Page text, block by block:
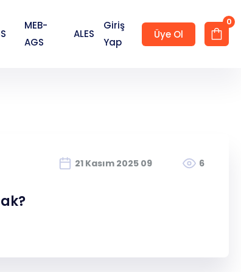
MEB-
AGS
ALES
Giriş
Yap
Üye Ol
0
21 Kasım 2025 09 6